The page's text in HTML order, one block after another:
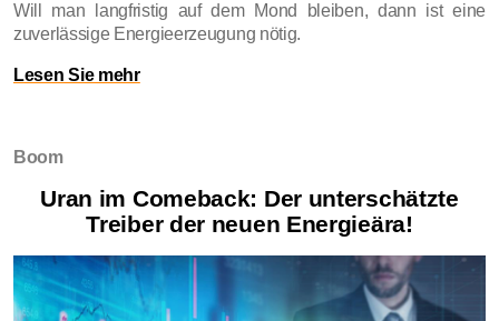
Will man langfristig auf dem Mond bleiben, dann ist eine
zuverlässige Energieerzeugung nötig.
Lesen Sie mehr
Boom
Uran im Comeback: Der unterschätzte
Treiber der neuen Energieära!